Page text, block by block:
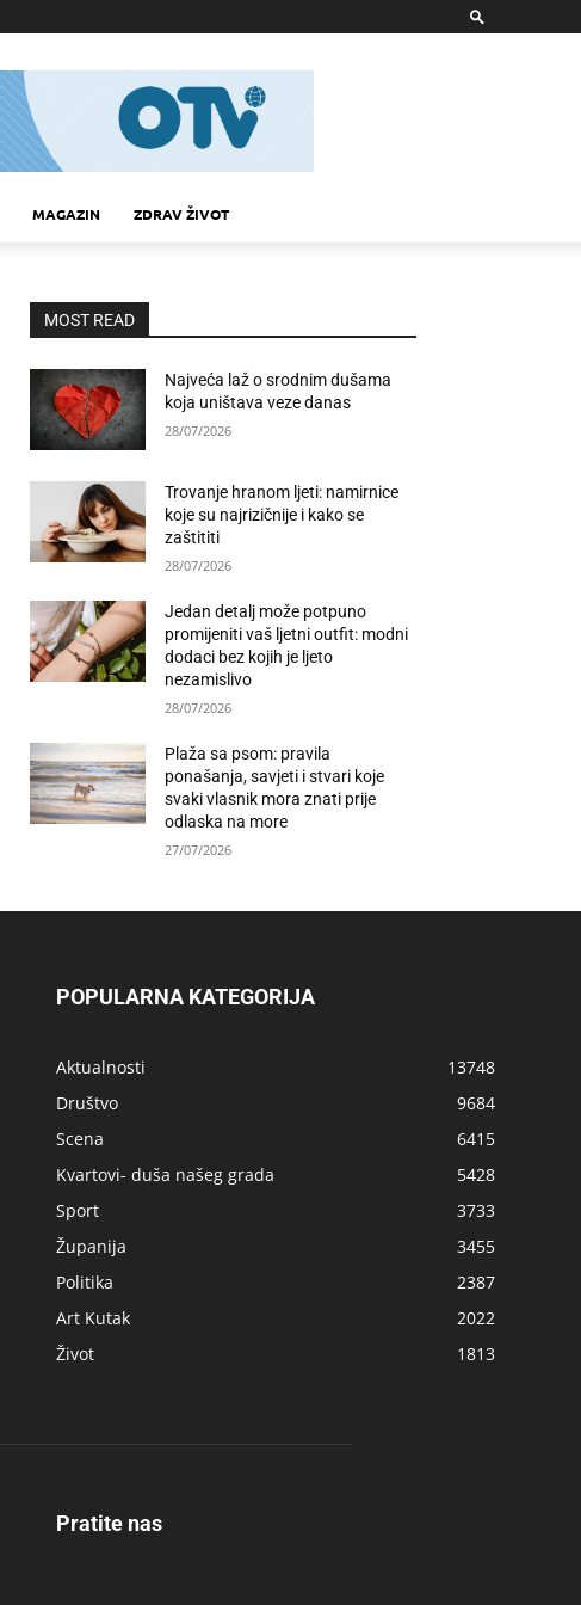
MAGAZIN ZDRAV ŽIVOT
MOST READ
Najveća laž o srodnim dušama
koja uništava veze danas
28/07/2026
Trovanje hranom ljeti: namirnice
koje su najrizičnije i kako se
zaštititi
28/07/2026
Jedan detalj može potpuno
promijeniti vaš ljetni outfit: modni
dodaci bez kojih je ljeto
nezamislivo
28/07/2026
Plaža sa psom: pravila
ponašanja, savjeti i stvari koje
svaki vlasnik mora znati prije
odlaska na more
27/07/2026
POPULARNA KATEGORIJA
Aktualnosti
13748
Društvo
9684
Scena
6415
Kvartovi- duša našeg grada
5428
Sport
3733
Županija
3455
Politika
2387
Art Kutak
2022
Život
1813
Pratite nas